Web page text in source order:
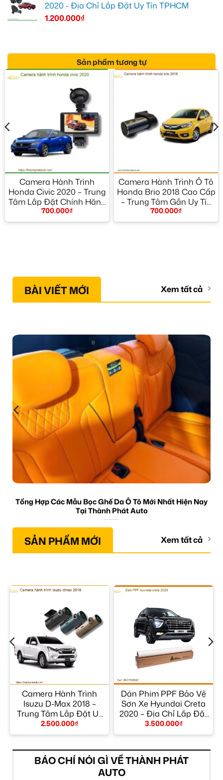
2020 - Địa Chỉ Lắp Đặt Uy Tín TPHCM
1.200.000₫
Sản phẩm tương tự
Camera Hành Trình
Honda Civic 2020 – Trung
Tâm Lắp Đặt Chính Hãng
TPHCM
700.000₫
Camera Hành Trình Ô Tô
Honda Brio 2018 Cao Cấp
– Trung Tâm Gắn Uy Tín
TPHCM
700.000₫
BÀI VIẾT MỚI Xem tất cả
Tổng Hợp Các Mẫu Bọc Ghế Da Ô Tô Mới Nhất Hiện Nay
Tại Thành Phát Auto
SẢN PHẨM MỚI Xem tất cả
Camera Hành Trình
Isuzu D-Max 2018 –
Trung Tâm Lắp Đặt Uy
Tín TPHCM
2.500.000₫
Dán Phim PPF Bảo Vệ
Sơn Xe Hyundai Creta
2020 – Địa Chỉ Lắp Đặt
Uy Tín TPHCM
3.500.000₫
BÁO CHÍ NÓI GÌ VỀ THÀNH PHÁT
AUTO